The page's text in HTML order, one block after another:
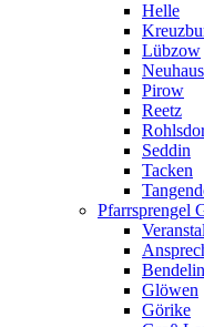
Helle
Lübzow
Pirow
Reetz
Seddin
Tacken
Pfarrsprengel
Bendelin
Glöwen
Görike